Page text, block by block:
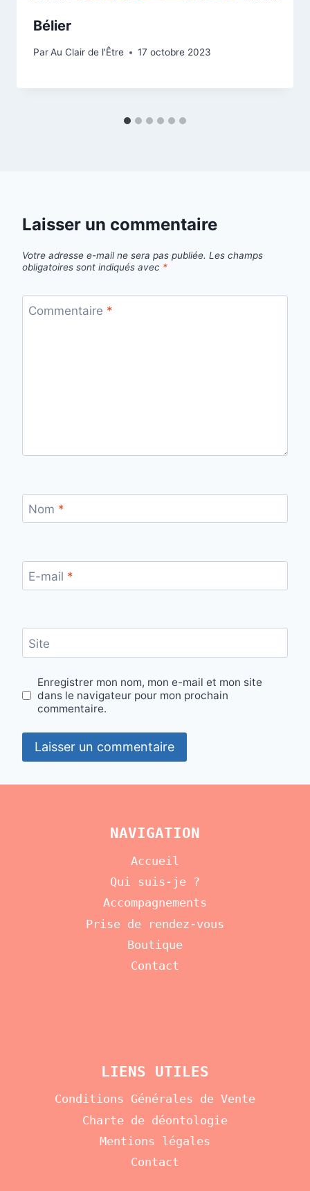
Bélier
ParAu Clair de l'Être 17 octobre 2023
Laisser un commentaire
Votre adresse e-mail ne sera pas publiée. Les champs
obligatoires sont indiqués avec *
Commentaire *
Nom *
E-mail *
Site
Enregistrer mon nom, mon e-mail et mon site
dans le navigateur pour mon prochain
commentaire.
NAVIGATION
Accueil
Qui suis-je ?
Accompagnements
Prise de rendez-vous
Boutique
Contact
LIENS UTILES
Conditions Générales de Vente
Charte de déontologie
Mentions légales
Contact